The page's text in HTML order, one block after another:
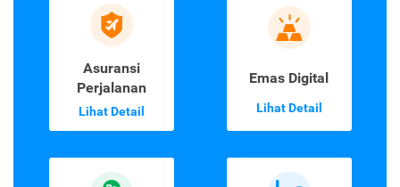
Asuransi
Perjalanan
Lihat Detail
Emas Digital
Lihat Detail